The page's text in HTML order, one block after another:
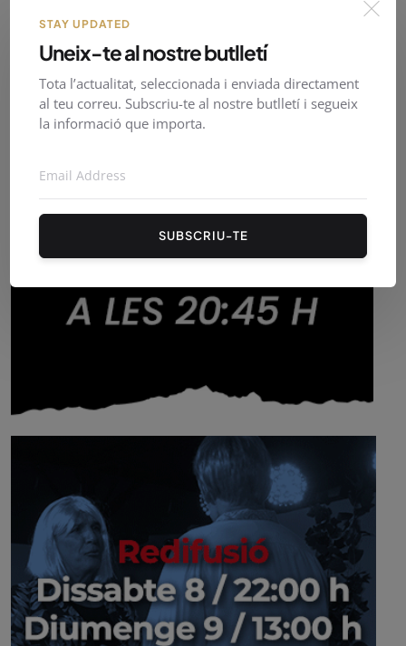
STAY UPDATED
Uneix-te al nostre butlletí
Tota l’actualitat, seleccionada i enviada directament
al teu correu. Subscriu-te al nostre butlletí i segueix
la informació que importa.
SUBSCRIU-TE